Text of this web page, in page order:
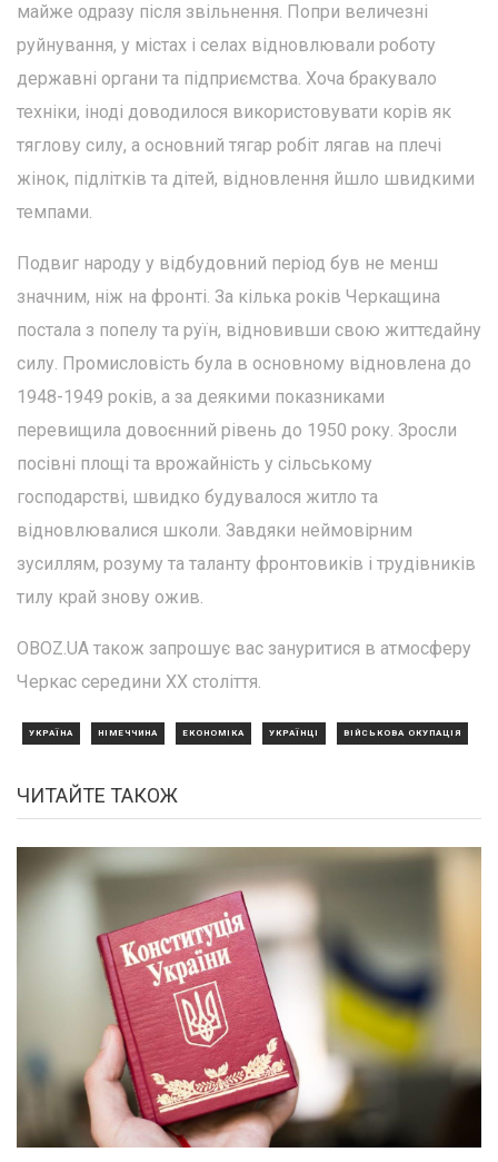
майже одразу після звільнення. Попри величезні
руйнування, у містах і селах відновлювали роботу
державні органи та підприємства. Хоча бракувало
техніки, іноді доводилося використовувати корів як
тяглову силу, а основний тягар робіт лягав на плечі
жінок, підлітків та дітей, відновлення йшло швидкими
темпами.
Подвиг народу у відбудовний період був не менш
значним, ніж на фронті. За кілька років Черкащина
постала з попелу та руїн, відновивши свою життєдайну
силу. Промисловість була в основному відновлена до
1948-1949 років, а за деякими показниками
перевищила довоєнний рівень до 1950 року. Зросли
посівні площі та врожайність у сільському
господарстві, швидко будувалося житло та
відновлювалися школи. Завдяки неймовірним
зусиллям, розуму та таланту фронтовиків і трудівників
тилу край знову ожив.
OBOZ.UA також запрошує вас зануритися в атмосферу
Черкас середини XX століття.
УКРАЇНА НІМЕЧЧИНА ЕКОНОМІКА УКРАЇНЦІ ВІЙСЬКОВА ОКУПАЦІЯ
ЧИТАЙТЕ ТАКОЖ